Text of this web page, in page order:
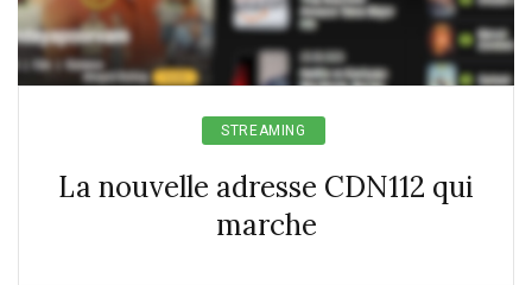
STREAMING
La nouvelle adresse CDN112 qui
marche